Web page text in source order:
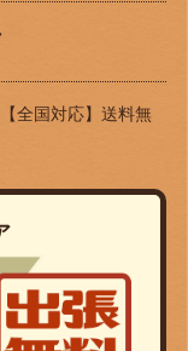
【全国対応】送料無